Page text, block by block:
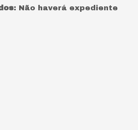
: Não haverá expediente